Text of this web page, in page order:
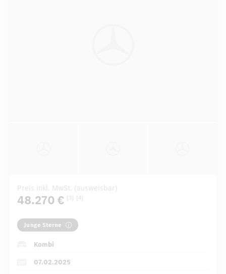
Preis inkl. MwSt. (ausweisbar)
48.270 € [3] [4]
Junge Sterne
Kombi
07.02.2025